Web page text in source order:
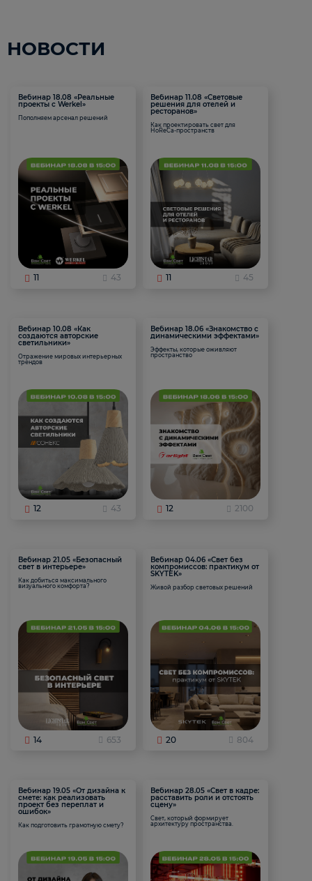
НОВОСТИ
Вебинар 18.08 «Реальные
проекты с Werkel»
Пополняем арсенал решений
11 43
Вебинар 11.08 «Световые
решения для отелей и
ресторанов»
Как проектировать свет для
HoReCa-пространств
11 45
Вебинар 10.08 «Как
создаются авторские
светильники»
Отражение мировых интерьерных
трендов
12 43
Вебинар 18.06 «Знакомство с
динамическими эффектами»
Эффекты, которые оживляют
пространство
12 2100
Вебинар 21.05 «Безопасный
свет в интерьере»
Как добиться максимального
визуального комфорта?
14 653
Вебинар 04.06 «Свет без
компромиссов: практикум от
SKYTEK»
Живой разбор световых решений
20 804
Вебинар 19.05 «От дизайна к
смете: как реализовать
проект без переплат и
ошибок»
Как подготовить грамотную смету?
Вебинар 28.05 «Свет в кадре:
расставить роли и отстоять
сцену»
Свет, который формирует
архитектуру пространства.